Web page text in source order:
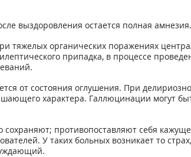
выздоровления остается полная амнезия.
тяжелых органических поражениях
припадка, в процессе
от состояния оглушения. При
характера. Галлюцинации могут
противопоставляют себя
У таких больных возникает то